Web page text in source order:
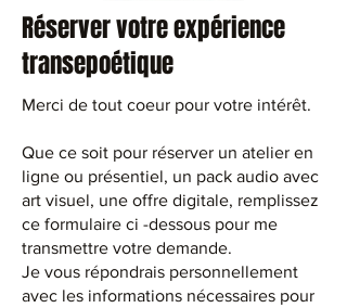
Réserver votre expérience
transepoétique
Merci de tout coeur pour votre intérêt.
Que ce soit pour réserver un atelier en
ligne ou présentiel, un pack audio avec
art visuel, une offre digitale, remplissez
ce formulaire ci -dessous pour me
transmettre votre demande.
Je vous répondrais personnellement
avec les informations nécessaires pour